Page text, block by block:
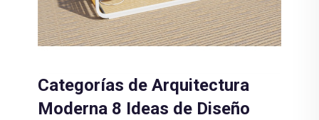
Categorías de Arquitectura
Moderna 8 Ideas de Diseño